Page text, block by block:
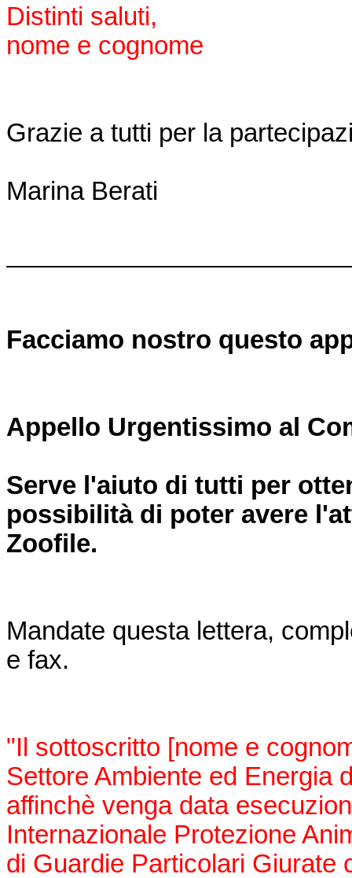
Distinti saluti,
nome e cognome
Grazie a tutti per la
Marina Berati
Facciamo nostro questo
Appello Urgentissimo al
Serve l'aiuto di tutti per
possibilità di poter avere
Zoofile.
Mandate questa lettera,
e fax.
"Il sottoscritto [nome e
Settore Ambiente ed Energia
affinchè venga data
Internazionale Protezione
di Guardie Particolari Giurate